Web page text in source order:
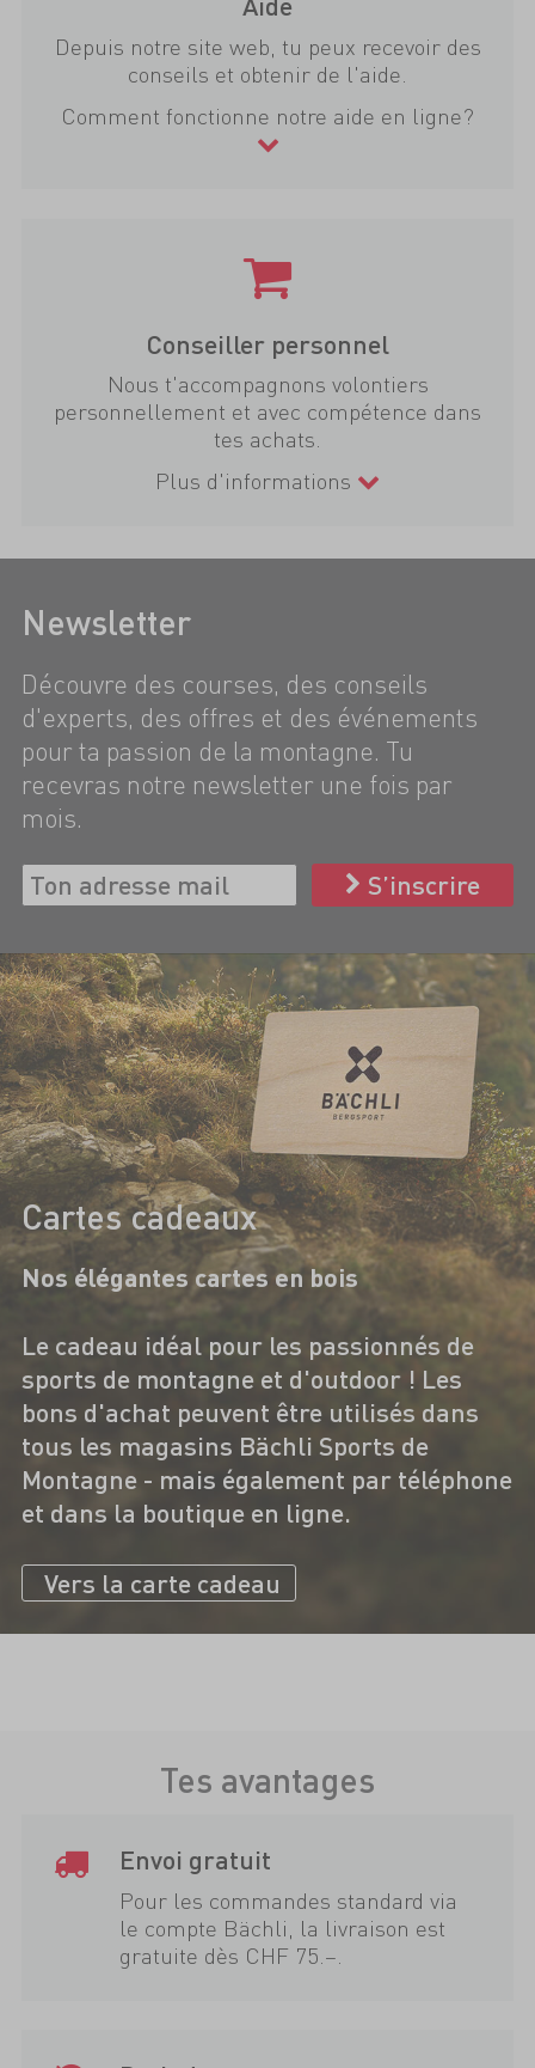
Depuis notre site web, tu peux recevoir des
conseils et obtenir de l'aide.
Comment fonctionne notre aide en ligne?
Conseiller personnel
Nous t'accompagnons volontiers
personnellement et avec compétence dans
tes achats.
Plus d'informations
Newsletter
Découvre des courses, des conseils
d'experts, des offres et des événements
pour ta passion de la montagne. Tu
recevras notre newsletter une fois par
mois.
S’inscrire
Cartes cadeaux
Nos élégantes cartes en bois
Le cadeau idéal pour les passionnés de
sports de montagne et d'outdoor ! Les
bons d'achat peuvent être utilisés dans
tous les magasins Bächli Sports de
Montagne - mais également par téléphone
et dans la boutique en ligne.
Vers la carte cadeau
Tes avantages
Envoi gratuit
Pour les commandes standard via
le compte Bächli, la livraison est
gratuite dès CHF 75.–.